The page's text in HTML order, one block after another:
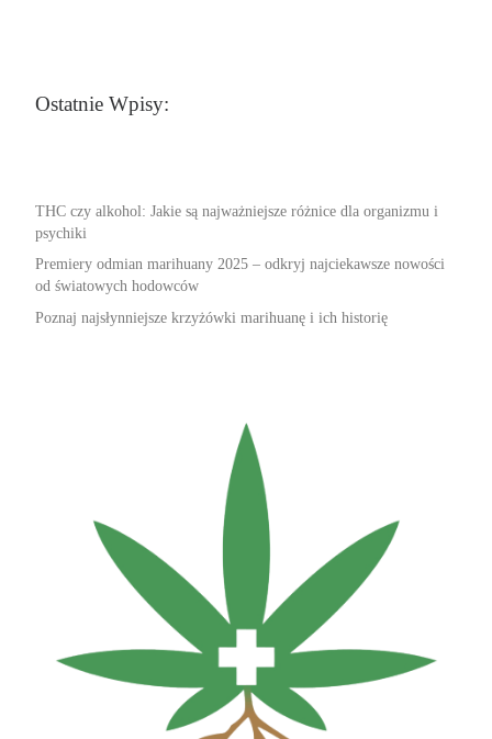
Ostatnie Wpisy:
THC czy alkohol: Jakie są najważniejsze różnice dla organizmu i
psychiki
Premiery odmian marihuany 2025 – odkryj najciekawsze nowości
od światowych hodowców
Poznaj najsłynniejsze krzyżówki marihuanę i ich historię